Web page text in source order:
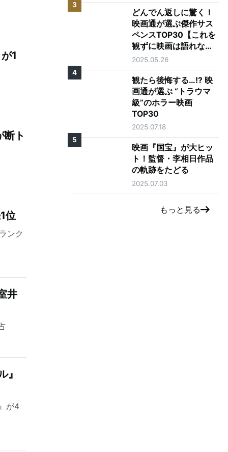
1
断ト
位
ンク
井
』
が4
3
どんでん返しに驚く！
映画通が選ぶ傑作サス
ペンスTOP30【これを
観ずに映画は語れな
い】
2025.05.26
4
観たら後悔する…!? 映
画通が選ぶ “トラウマ
級”のホラー映画
TOP30
2025.07.18
5
映画『国宝』が大ヒッ
ト！監督・李相日作品
の軌跡をたどる
2025.07.03
もっと見る